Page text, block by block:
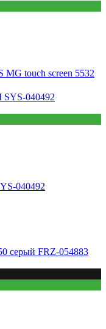
touch screen 5532
040492